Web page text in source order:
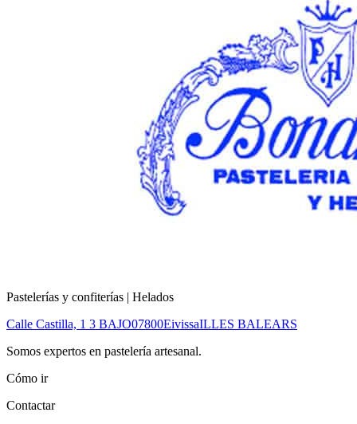
Pastelerías y confiterías | Helados
Calle Castilla, 1 3 BAJO07800EivissaILLES BALEARS
Somos expertos en pastelería artesanal.
Cómo ir
Contactar